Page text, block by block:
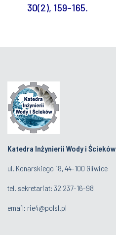
30(2), 159-165.
Katedra Inżynierii Wody i Ścieków
ul. Konarskiego 18, 44-100 Gliwice
tel. sekretariat: 32 237-16-98
email: rie4@polsl.pl